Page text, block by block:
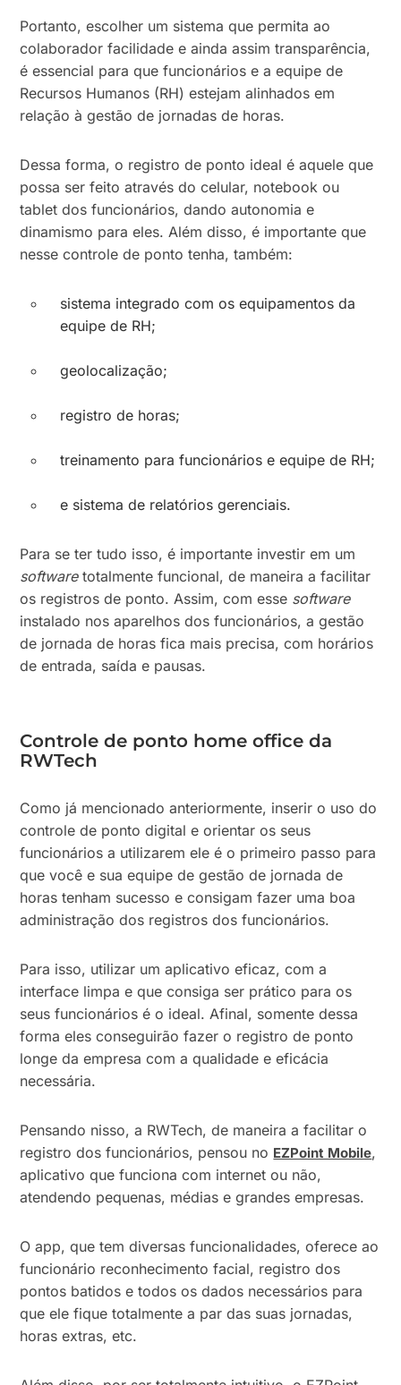
Portanto, escolher um sistema que permita ao
colaborador facilidade e ainda assim transparência,
é essencial para que funcionários e a equipe de
Recursos Humanos (RH) estejam alinhados em
relação à gestão de jornadas de horas.
Dessa forma, o registro de ponto ideal é aquele que
possa ser feito através do celular, notebook ou
tablet dos funcionários, dando autonomia e
dinamismo para eles. Além disso, é importante que
nesse controle de ponto tenha, também:
sistema integrado com os equipamentos da
equipe de RH;
geolocalização;
registro de horas;
treinamento para funcionários e equipe de RH;
e sistema de relatórios gerenciais.
Para se ter tudo isso, é importante investir em um
softwaretotalmente funcional, de maneira a facilitar
os registros de ponto. Assim, com esse software
instalado nos aparelhos dos funcionários, a gestão
de jornada de horas fica mais precisa, com horários
de entrada, saída e pausas.
Controle de ponto home office da
RWTech
Como já mencionado anteriormente, inserir o uso do
controle de ponto digital e orientar os seus
funcionários a utilizarem ele é o primeiro passo para
que você e sua equipe de gestão de jornada de
horas tenham sucesso e consigam fazer uma boa
administração dos registros dos funcionários.
Para isso, utilizar um aplicativo eficaz, com a
interface limpa e que consiga ser prático para os
seus funcionários é o ideal. Afinal, somente dessa
forma eles conseguirão fazer o registro de ponto
longe da empresa com a qualidade e eficácia
necessária.
Pensando nisso, a RWTech, de maneira a facilitar o
registro dos funcionários, pensou no EZPoint Mobile,
aplicativo que funciona com internet ou não,
atendendo pequenas, médias e grandes empresas.
O app, que tem diversas funcionalidades, oferece ao
funcionário reconhecimento facial, registro dos
pontos batidos e todos os dados necessários para
que ele fique totalmente a par das suas jornadas,
horas extras, etc.